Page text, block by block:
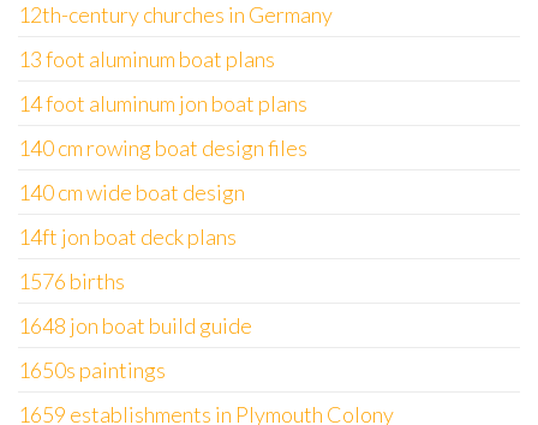
12th-century churches in Germany
13 foot aluminum boat plans
14 foot aluminum jon boat plans
140 cm rowing boat design files
140 cm wide boat design
14ft jon boat deck plans
1576 births
1648 jon boat build guide
1650s paintings
1659 establishments in Plymouth Colony